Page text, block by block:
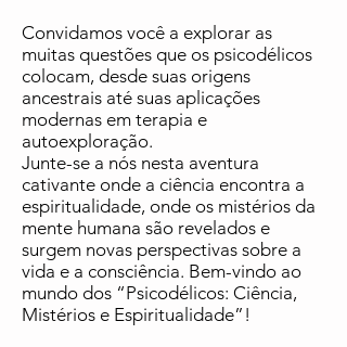
Convidamos você a explorar as
muitas questões que os psicodélicos
colocam, desde suas origens
ancestrais até suas aplicações
modernas em terapia e
autoexploração.
Junte-se a nós nesta aventura
cativante onde a ciência encontra a
espiritualidade, onde os mistérios da
mente humana são revelados e
surgem novas perspectivas sobre a
vida e a consciência. Bem-vindo ao
mundo dos “Psicodélicos: Ciência,
Mistérios e Espiritualidade”!